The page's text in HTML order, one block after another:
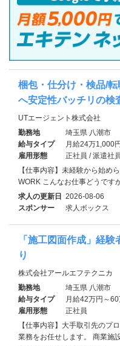
梱包・仕分け・検品/
へ安定性バッチリの検
UTエージェント株式会社
勤務地
埼玉県 八潮市
給与タイプ
月給24万1,000
雇用形態
正社員 / 派遣社
【仕事内容】未経験から始め
WORK こんなお仕事どうです
求人の更新日 2026-08-06
スポンサー
求人ボックス
「施工図面作成」経
り
株式会社アールエフテクニカ
勤務地
埼玉県 八潮市
給与タイプ
月給42万円～60
雇用形態
正社員
【仕事内容】大手取引先のプ
業務をお任せします。 商業施